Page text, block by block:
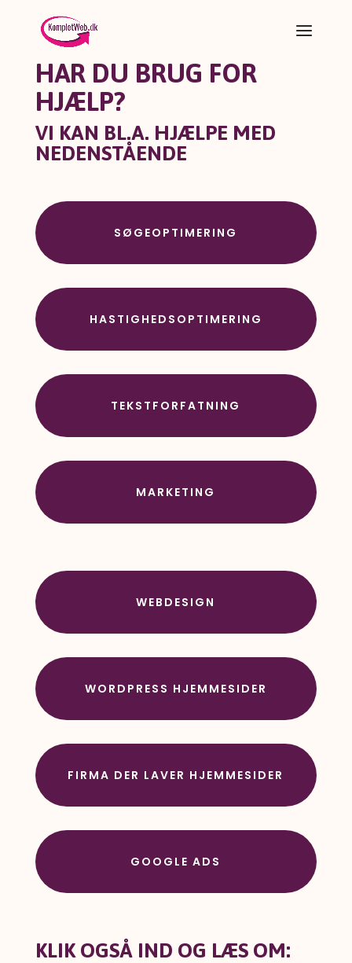
HAR DU BRUG FOR
HJÆLP?
VI KAN BL.A. HJÆLPE MED
NEDENSTÅENDE
SØGEOPTIMERING
HASTIGHEDS­OPTIMERING
TEKSTFORFATNING
MARKETING
WEBDESIGN
WORDPRESS HJEMMESIDER
FIRMA DER LAVER HJEMMESIDER
GOOGLE ADS
KLIK OGSÅ IND OG LÆS OM: